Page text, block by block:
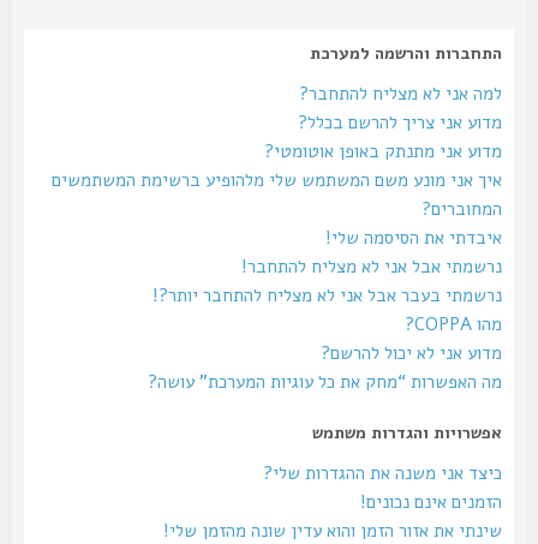
התחברות והרשמה למערכת
למה אני לא מצליח להתחבר?
מדוע אני צריך להרשם בכלל?
מדוע אני מתנתק באופן אוטומטי?
איך אני מונע משם המשתמש שלי מלהופיע ברשימת המשתמשים
המחוברים?
איבדתי את הסיסמה שלי!
נרשמתי אבל אני לא מצליח להתחבר!
נרשמתי בעבר אבל אני לא מצליח להתחבר יותר?!
מדוע אני לא יכול להרשם?
מה האפשרות “מחק את כל עוגיות המערכת” עושה?
אפשרויות והגדרות משתמש
כיצד אני משנה את ההגדרות שלי?
הזמנים אינם נכונים!
שינתי את אזור הזמן והוא עדין שונה מהזמן שלי!